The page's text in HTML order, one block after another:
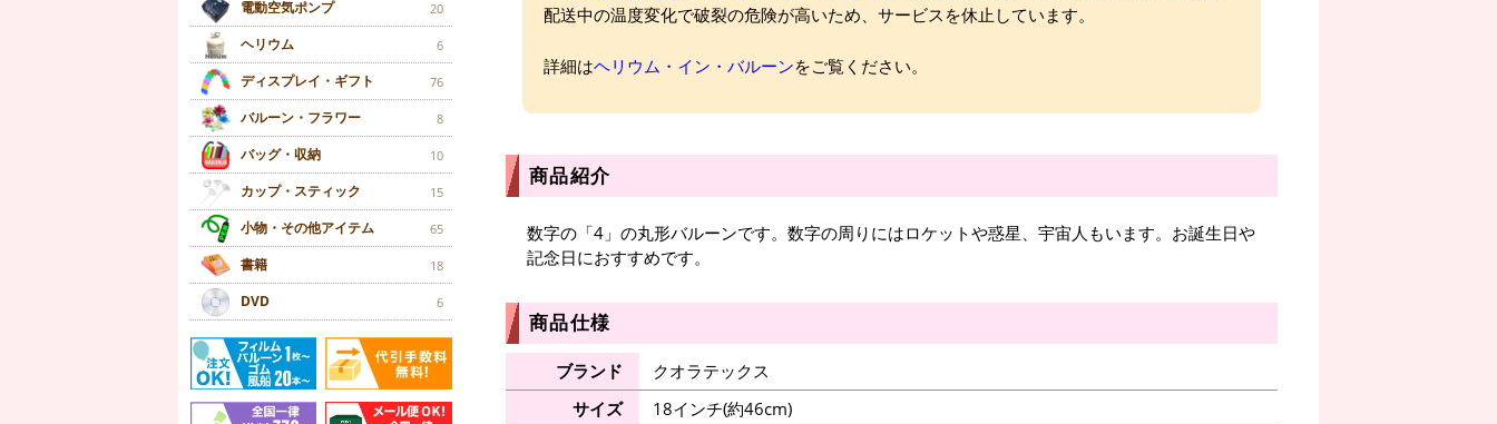
電動空気ポンプ 20
ヘリウム 6
ディスプレイ・ギフト 76
バルーン・フラワー 8
バッグ・収納 10
カップ・スティック 15
小物・その他アイテム 65
書籍 18
DVD 6
配送中の温度変化で破裂の危険が高いため、サービスを休止しています。
詳細はヘリウム・イン・バルーンをご覧ください。
商品紹介
数字の「4」の丸形バルーンです。数字の周りにはロケットや惑星、宇宙人もいます。お誕生日や
記念日におすすめです。
商品仕様
ブランド
クオラテックス
サイズ
18インチ(約46cm)